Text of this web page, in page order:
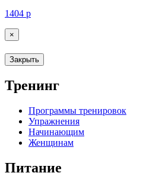
1404 р
×
Закрыть
Тренинг
Программы тренировок
Упражнения
Начинающим
Женщинам
Питание